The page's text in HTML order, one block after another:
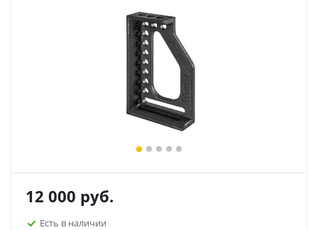
12 000 руб.
Есть в наличии